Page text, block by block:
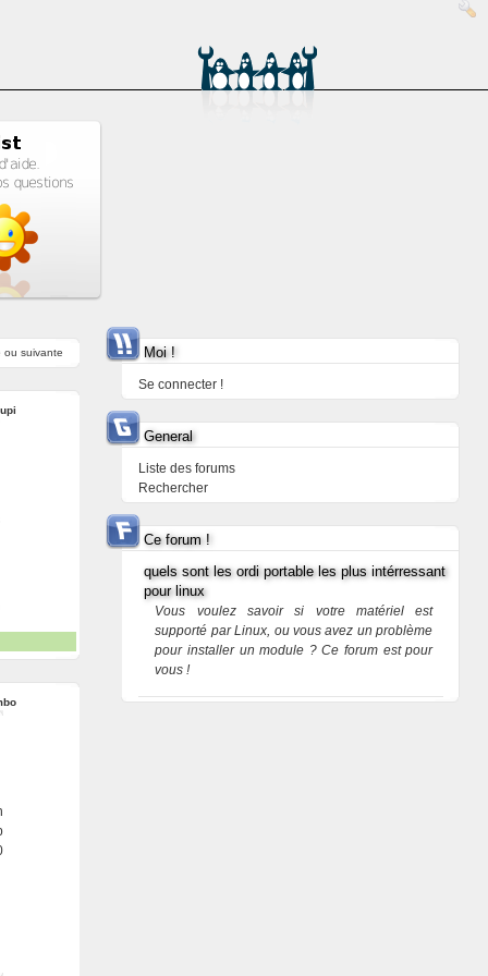
ou suivante Moi !
Se connecter !
General
Liste des forums
Rechercher
Ce forum !
quels sont les ordi portable les plus intérressant
pour linux
Vous voulez savoir si votre matériel est
supporté par Linux, ou vous avez un problème
pour installer un module ? Ce forum est pour
vous !